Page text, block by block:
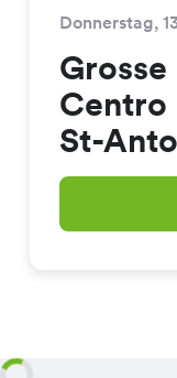
Donnerstag,
Centro
St-